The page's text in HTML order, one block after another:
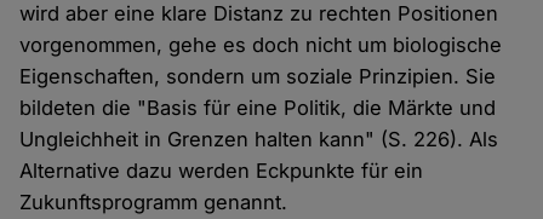
wird aber eine klare Distanz zu rechten Positionen
vorgenommen, gehe es doch nicht um biologische
Eigenschaften, sondern um soziale Prinzipien. Sie
bildeten die "Basis für eine Politik, die Märkte und
Ungleichheit in Grenzen halten kann" (S. 226). Als
Alternative dazu werden Eckpunkte für ein
Zukunftsprogramm genannt.